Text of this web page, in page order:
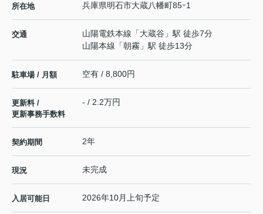
所在地 兵庫県明石市大蔵八幡町85ｰ1
交通 山陽電鉄本線 「大蔵谷 」駅 徒歩7分
山陽本線 「朝霧 」駅 徒歩13分
駐車場 / 月額 空有 / 8,800円
更新料 /
更新事務手数料
- / 2.2万円
契約期間 2年
現況 未完成
入居可能日 2026年10月上旬予定